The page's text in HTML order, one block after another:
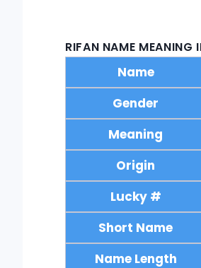
RIFAN NAME MEANING
Name
Gender
Meaning
Origin
Lucky #
Short Name
Name Length